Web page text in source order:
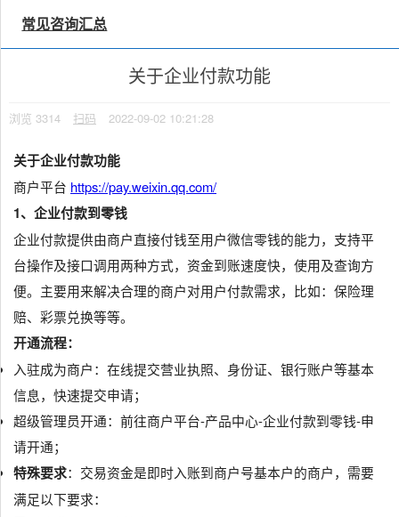
思维导图备注
关闭
常见咨询汇总
关于企业付款功能
浏览 3314 扫码 2022-09-02 10:21:28
关于企业付款功能
商户平台 https://pay.weixin.qq.com/
1、企业付款到零钱
企业付款提供由商户直接付钱至用户微信零钱的能力，支持平
台操作及接口调用两种方式，资金到账速度快，使用及查询方
便。主要用来解决合理的商户对用户付款需求，比如：保险理
赔、彩票兑换等等。
开通流程：
入驻成为商户：在线提交营业执照、身份证、银行账户等基本
信息，快速提交申请；
超级管理员开通：前往商户平台-产品中心-企业付款到零钱-申
请开通；
特殊要求：交易资金是即时入账到商户号基本户的商户，需要
满足以下要求：
分享，让知识传承更久远